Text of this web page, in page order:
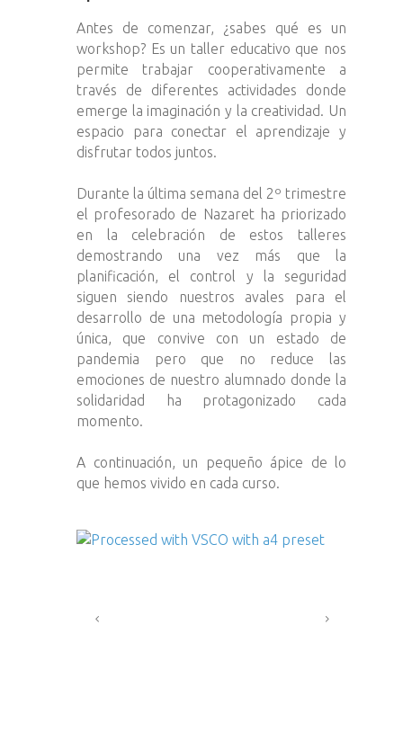
Antes de comenzar, ¿sabes qué es un
workshop? Es un taller educativo que nos
permite trabajar cooperativamente a
través de diferentes actividades donde
emerge la imaginación y la creatividad. Un
espacio para conectar el aprendizaje y
disfrutar todos juntos.
Durante la última semana del 2º trimestre
el profesorado de Nazaret ha priorizado
en la celebración de estos talleres
demostrando una vez más que la
planificación, el control y la seguridad
siguen siendo nuestros avales para el
desarrollo de una metodología propia y
única, que convive con un estado de
pandemia pero que no reduce las
emociones de nuestro alumnado donde la
solidaridad ha protagonizado cada
momento.
A continuación, un pequeño ápice de lo
que hemos vivido en cada curso.